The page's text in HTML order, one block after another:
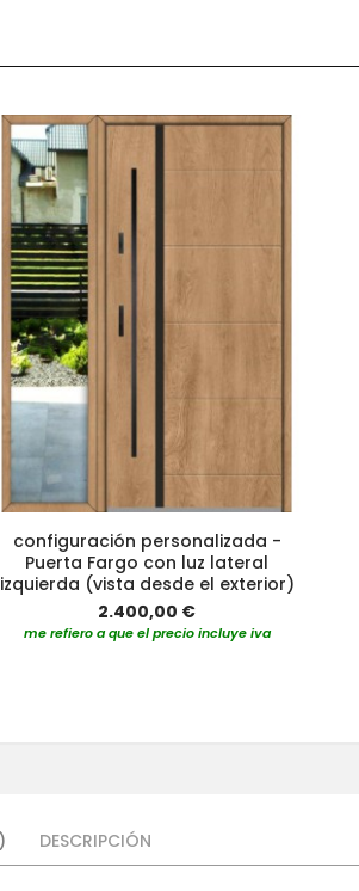
configuración personalizada -
Puerta Fargo con luz lateral
izquierda (vista desde el exterior)
2.400,00 €
me refiero a que el precio incluye iva
DESCRIPCIÓN